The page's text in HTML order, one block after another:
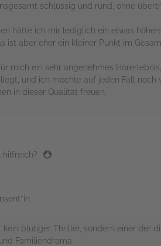
schlüssig und rund, ohne
hätte ich mir lediglich ein etwas
ist aber eher ein kleiner Punkt im
mich ein sehr angenehmes
und ich möchte auf jeden Fall
in dieser Qualität freuen.
hilfreich?
kein blutiger Thriller, sondern einer der
Familiendrama.